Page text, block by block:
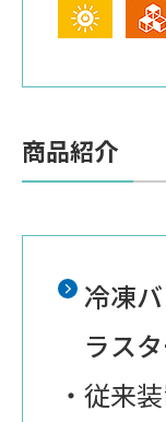
商品紹介
冷凍
ラス
・従来